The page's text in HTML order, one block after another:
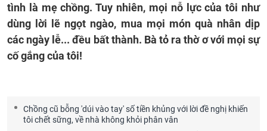
tình là mẹ chồng. Tuy nhiên, mọi nỗ lực của tôi như
dùng lời lẽ ngọt ngào, mua mọi món quà nhân dịp
các ngày lễ... đều bất thành. Bà tỏ ra thờ ơ với mọi sự
cố gắng của tôi!
Chồng cũ bỗng 'dúi vào tay' số tiền khủng với lời đề nghị khiến
tôi chết sững, về nhà không khỏi phân vân